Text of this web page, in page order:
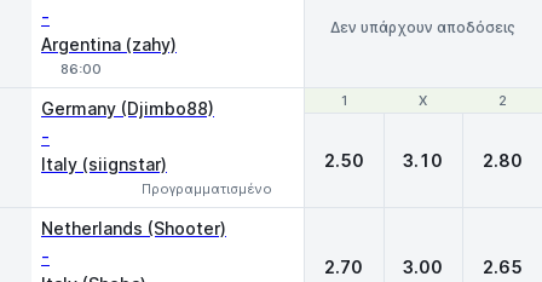
-
Argentina (zahy)
86:00
Δεν υπάρχουν αποδόσεις
1 X 2
Germany (Djimbo88)
-
Italy (siignstar)
Προγραμματισμένο
1 X 2
2.50 3.10 2.80
Netherlands (Shooter)
- 2.70 3.00 2.65